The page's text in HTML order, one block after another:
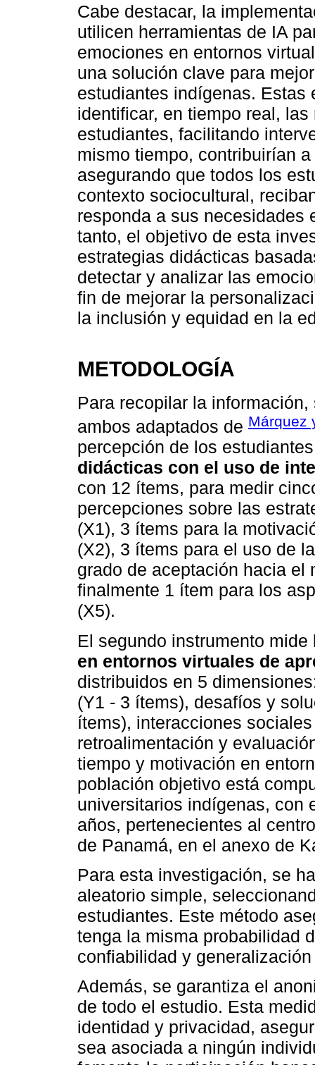
Cabe destacar, la
utilicen herramientas de IA
emociones en entornos
una solución clave para
estudiantes indígenas. Estas
identificar, en tiempo real,
estudiantes, facilitando
mismo tiempo, contribuirían
asegurando que todos los
contexto sociocultural,
responda a sus necesidades
tanto, el objetivo de esta
estrategias didácticas
detectar y analizar las
fin de mejorar la
la inclusión y equidad en la
METODOLOGÍA
Para recopilar la
ambos adaptados de Márquez
percepción de los
didácticas con el uso de
con 12 ítems, para medir
percepciones sobre las
(X1), 3 ítems para la
(X2), 3 ítems para el uso de
grado de aceptación hacia el
finalmente 1 ítem para los
(X5).
El segundo instrumento
en entornos virtuales de
distribuidos en 5
(Y1 - 3 ítems), desafíos y
ítems), interacciones
retroalimentación y
tiempo y motivación en
población objetivo está
universitarios indígenas, con
años, pertenecientes al
de Panamá, en el anexo de
Para esta investigación, se
aleatorio simple,
estudiantes. Este método
tenga la misma probabilidad
confiabilidad y
Además, se garantiza el
de todo el estudio. Esta
identidad y privacidad,
sea asociada a ningún